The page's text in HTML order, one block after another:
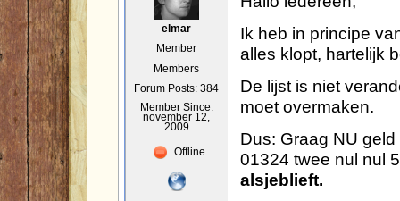
elmar
Member
Members
Forum Posts: 384
Member Since:
november 12,
2009
Offline
Ik heb in principe
alles klopt, hartelijk
De lijst is niet
moet overmaken.
Dus: Graag NU
01324 twee nul nul
alsjeblieft.